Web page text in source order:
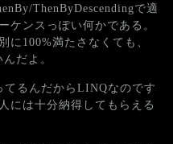
ThenByDescendingで適
ケンスっぽい何かである。
に100%満たさなくても、
だよ。
るんだからLINQなのです
には十分納得してもらえる